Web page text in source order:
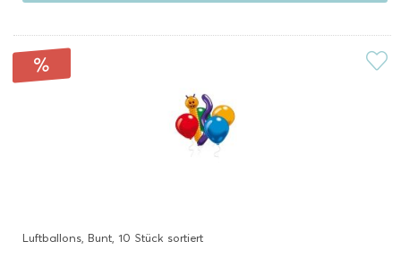
Luftballons, Bunt, 10 Stück sortiert